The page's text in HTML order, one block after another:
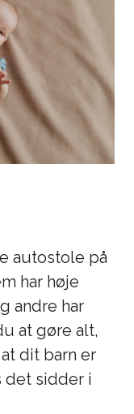
autostole på
har høje
andre har
at gøre alt,
dit barn er
det sidder i